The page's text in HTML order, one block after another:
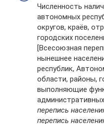
Численность
автономных
округов, краёв,
городских
[Всесоюзная
нынешнее
республик,
области, районы,
выполняющие
перепись
перепись